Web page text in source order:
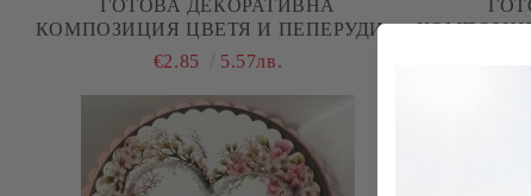
ГОТОВА ДЕКОРАТИВНА
КОМПОЗИЦИЯ ЦВЕТЯ И ПЕПЕРУДИ –
3D ЕЛЕМЕНТ ЗА КАРТИЧКИ И
€2.85 5.57лв.